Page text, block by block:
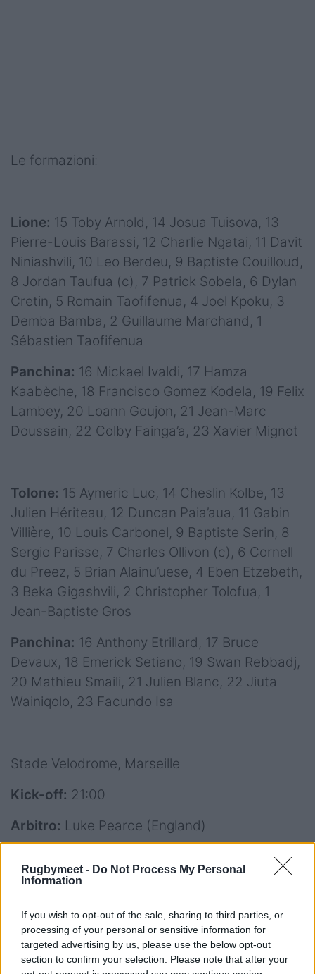
Rugbymeet - Do Not Process My Personal
Information
If you wish to opt-out of the sale, sharing to third parties, or
processing of your personal or sensitive information for
targeted advertising by us, please use the below opt-out
section to confirm your selection. Please note that after your
Le formazioni:
Lione: 15 Toby Arnold, 14 Josua Tuisova, 13
Pierre-Louis Barassi, 12 Charlie Ngatai, 11 Davit
Niniashvili, 10 Leo Berdeu, 9 Baptiste Couilloud,
8 Jordan Taufua (c), 7 Patrick Sobela, 6 Dylan
Cretin, 5 Romain Taofifenua, 4 Joel Kpoku, 3
Demba Bamba, 2 Guillaume Marchand, 1
Sébastien Taofifenua
Panchina: 16 Mickael Ivaldi, 17 Hamza
Kaabèche, 18 Francisco Gomez Kodela, 19 Felix
Lambey, 20 Loann Goujon, 21 Jean-Marc
Doussain, 22 Colby Fainga’a, 23 Xavier Mignot
Tolone: 15 Aymeric Luc, 14 Cheslin Kolbe, 13
Julien Hériteau, 12 Duncan Paia’aua, 11 Gabin
Villière, 10 Louis Carbonel, 9 Baptiste Serin, 8
Sergio Parisse, 7 Charles Ollivon (c), 6 Cornell
du Preez, 5 Brian Alainu’uese, 4 Eben Etzebeth,
3 Beka Gigashvili, 2 Christopher Tolofua, 1
Jean-Baptiste Gros
Panchina: 16 Anthony Etrillard, 17 Bruce
Devaux, 18 Emerick Setiano, 19 Swan Rebbadj,
20 Mathieu Smaili, 21 Julien Blanc, 22 Jiuta
Wainiqolo, 23 Facundo Isa
Stade Velodrome, Marseille
Kick-off: 21:00
Arbitro: Luke Pearce (England)
Murphy (Ireland)
TMO:
Ian Tempest (England)